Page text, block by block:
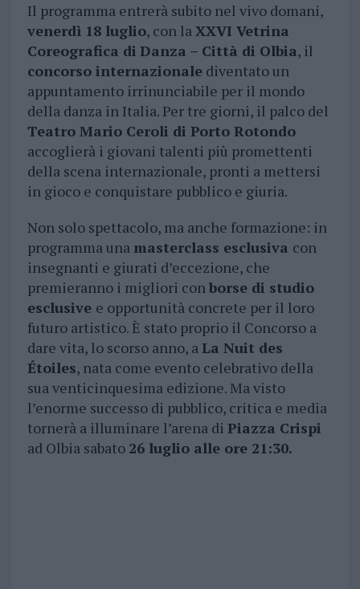
Il programma entrerà subito nel vivo domani,
venerdì 18 luglio, con laXXVI Vetrina
Coreografica di Danza – Città di Olbia, il
concorso internazionalediventato un
appuntamento irrinunciabile per il mondo
della danza in Italia. Per tre giorni, il palco del
Teatro Mario Ceroli di Porto Rotondo
accoglierà i giovani talenti più promettenti
della scena internazionale, pronti a mettersi
in gioco e conquistare pubblico e giuria.
Non solo spettacolo, ma anche formazione: in
programma una masterclass esclusiva con
insegnanti e giurati d’eccezione, che
premieranno i migliori conborse di studio
esclusive e opportunità concrete per il loro
futuro artistico. È stato proprio il Concorso a
dare vita, lo scorso anno, aLa Nuit des
Étoiles, nata come evento celebrativo della
sua venticinquesima edizione. Ma visto
l’enorme successo di pubblico, critica e media
tornerà a illuminare l’arena di Piazza Crispi
ad Olbia sabato 26 luglio alle ore 21:30.